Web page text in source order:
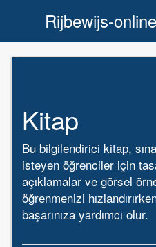
Rijbewijs-
Kitap
Bu bilgilendirici kitap,
isteyen öğrenciler için
açıklamalar ve görsel
öğrenmenizi
başarınıza yardımcı olur.